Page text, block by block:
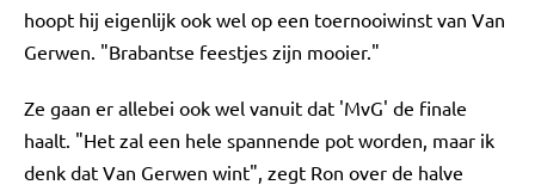
hoopt hij eigenlijk ook wel op een toernooiwinst van Van
Gerwen. "Brabantse feestjes zijn mooier."
Ze gaan er allebei ook wel vanuit dat 'MvG' de finale
haalt. "Het zal een hele spannende pot worden, maar ik
denk dat Van Gerwen wint", zegt Ron over de halve